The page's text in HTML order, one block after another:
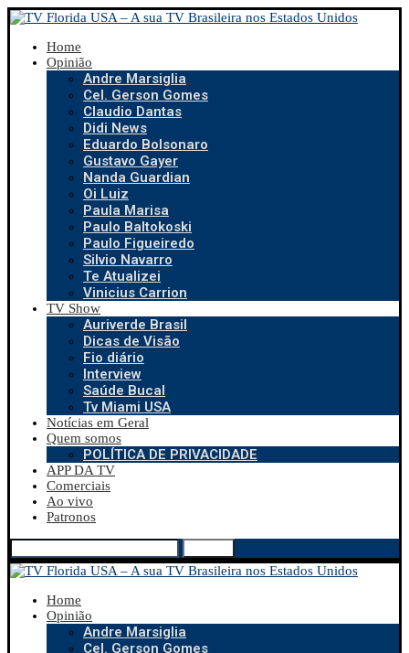
Home
Opinião
Andre Marsiglia
Cel. Gerson Gomes
Claudio Dantas
Didi News
Eduardo Bolsonaro
Gustavo Gayer
Nanda Guardian
Oi Luiz
Paula Marisa
Paulo Baltokoski
Paulo Figueiredo
Silvio Navarro
Te Atualizei
Vinicius Carrion
TV Show
Auriverde Brasil
Dicas de Visão
Fio diário
Interview
Saúde Bucal
Tv Miami USA
Notícias em Geral
Quem somos
POLÍTICA DE PRIVACIDADE
APP DA TV
Comerciais
Ao vivo
Patronos
Home
Opinião
Andre Marsiglia
Cel. Gerson Gomes